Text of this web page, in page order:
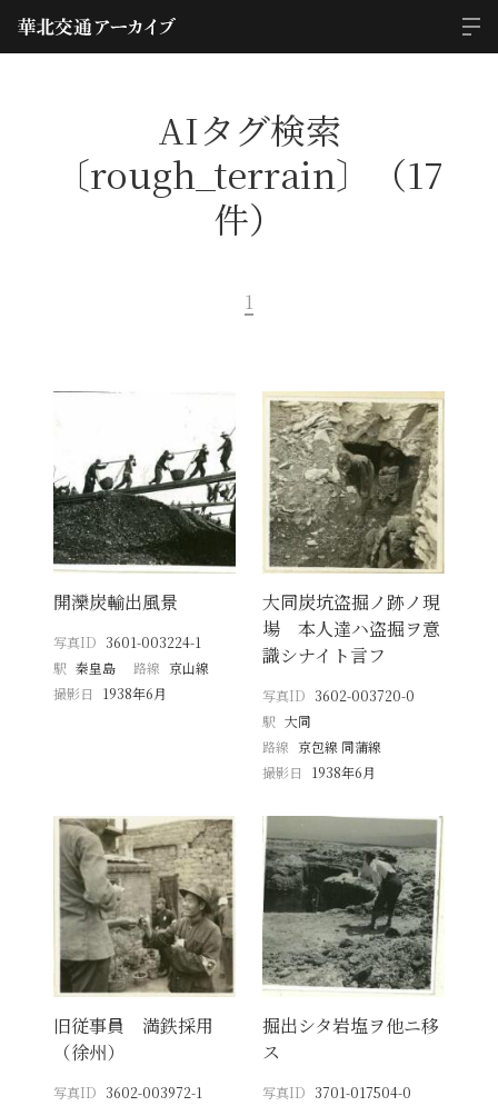
AIタグ検索
〔rough_terrain〕（17
件）
1
開灤炭輸出風景
写真ID 3601-003224-1
駅 秦皇島 路線 京山線
撮影日
1938年6月
大同炭坑盗掘ノ跡ノ現
場 本人達ハ盗掘ヲ意
識シナイト言フ
写真ID 3602-003720-0
駅 大同
路線 京包線 同蒲線
撮影日
1938年6月
旧従事員 満鉄採用
（徐州）
写真ID 3602-003972-1
掘出シタ岩塩ヲ他ニ移
ス
写真ID 3701-017504-0